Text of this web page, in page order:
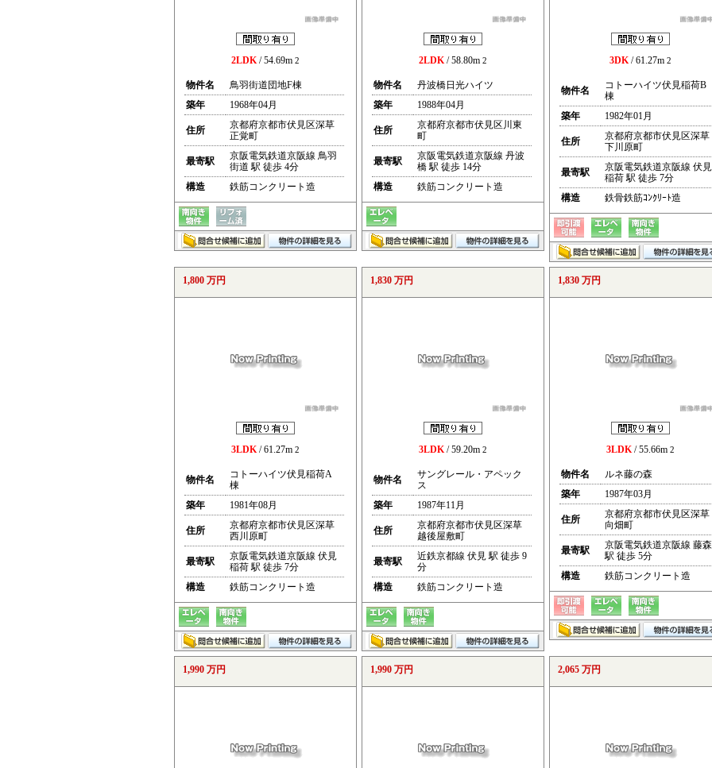
2LDK/ 54.69m 2
物件名
鳥羽街道団地F棟
築年
1968年04月
住所
京都府京都市伏見区深草
正覚町
最寄駅
京阪電気鉄道京阪線 鳥羽
街道 駅 徒歩 4分
構造
鉄筋コンクリート造
2LDK/ 58.80m 2
物件名
丹波橋日光ハイツ
築年
1988年04月
住所
京都府京都市伏見区川東
町
最寄駅
京阪電気鉄道京阪線 丹波
橋 駅 徒歩 14分
構造
鉄筋コンクリート造
3DK/ 61.27m 2
物件名
コトーハイツ伏見稲荷B
棟
築年
1982年01月
住所
京都府京都市伏見区深草
下川原町
最寄駅
京阪電気鉄道京阪線 伏見
稲荷 駅 徒歩 7分
構造
鉄骨鉄筋ｺﾝｸﾘｰﾄ造
1,800 万円
3LDK/ 61.27m 2
物件名
コトーハイツ伏見稲荷A
棟
築年
1981年08月
住所
京都府京都市伏見区深草
西川原町
最寄駅
京阪電気鉄道京阪線 伏見
稲荷 駅 徒歩 7分
構造
鉄筋コンクリート造
1,830 万円
3LDK/ 59.20m 2
物件名
サングレール・アペック
ス
築年
1987年11月
住所
京都府京都市伏見区深草
越後屋敷町
最寄駅
近鉄京都線 伏見 駅 徒歩 9
分
構造
鉄筋コンクリート造
1,830 万円
3LDK/ 55.66m 2
物件名
ルネ藤の森
築年
1987年03月
住所
京都府京都市伏見区深草
向畑町
最寄駅
京阪電気鉄道京阪線 藤森
駅 徒歩 5分
構造
鉄筋コンクリート造
1,990 万円 1,990 万円 2,065 万円